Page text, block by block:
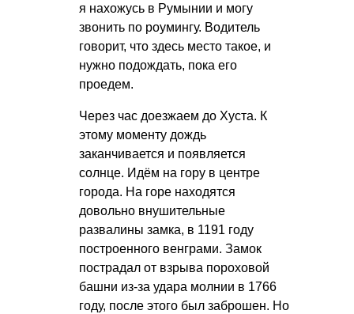
я нахожусь в Румынии и могу
звонить по роумингу. Водитель
говорит, что здесь место такое, и
нужно подождать, пока его
проедем.
Через час доезжаем до Хуста. К
этому моменту дождь
заканчивается и появляется
солнце. Идём на гору в центре
города. На горе находятся
довольно внушительные
развалины замка, в 1191 году
построенного венграми. Замок
пострадал от взрыва пороховой
башни из-за удара молнии в 1766
году, после этого был заброшен. Но